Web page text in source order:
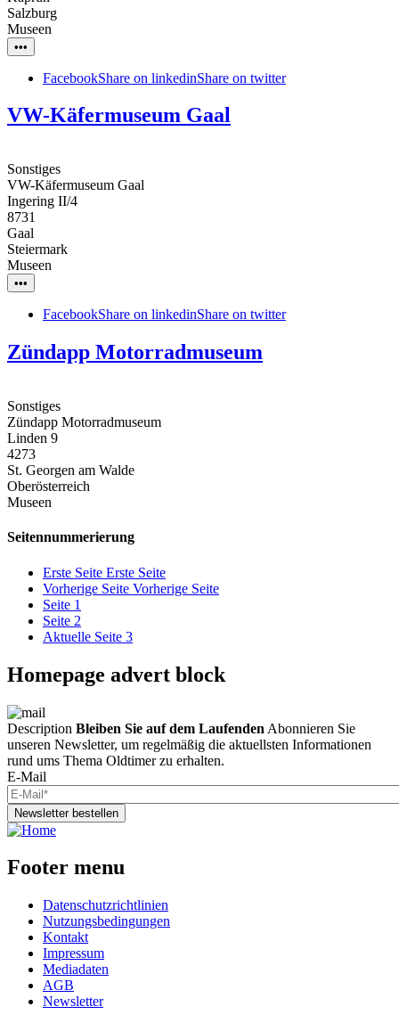
Salzburg
Museen
•••
FacebookShare on linkedinShare on twitter
VW-Käfermuseum Gaal
Sonstiges
VW-Käfermuseum Gaal
Ingering II/4
8731
Gaal
Steiermark
Museen
•••
FacebookShare on linkedinShare on twitter
Zündapp Motorradmuseum
Sonstiges
Zündapp Motorradmuseum
Linden 9
4273
St. Georgen am Walde
Oberösterreich
Museen
Seitennummerierung
Erste Seite Erste Seite
Vorherige Seite Vorherige Seite
Seite 1
Seite 2
Aktuelle Seite 3
Homepage advert block
Description Bleiben Sie auf dem Laufenden Abonnieren Sie
unseren Newsletter, um regelmäßig die aktuellsten Informationen
rund ums Thema Oldtimer zu erhalten.
E-Mail
Newsletter bestellen
Footer menu
Datenschutzrichtlinien
Nutzungsbedingungen
Kontakt
Impressum
Mediadaten
AGB
Newsletter